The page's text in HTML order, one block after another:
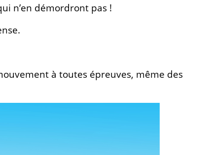
n’en démordront pas !
à toutes épreuves, même des